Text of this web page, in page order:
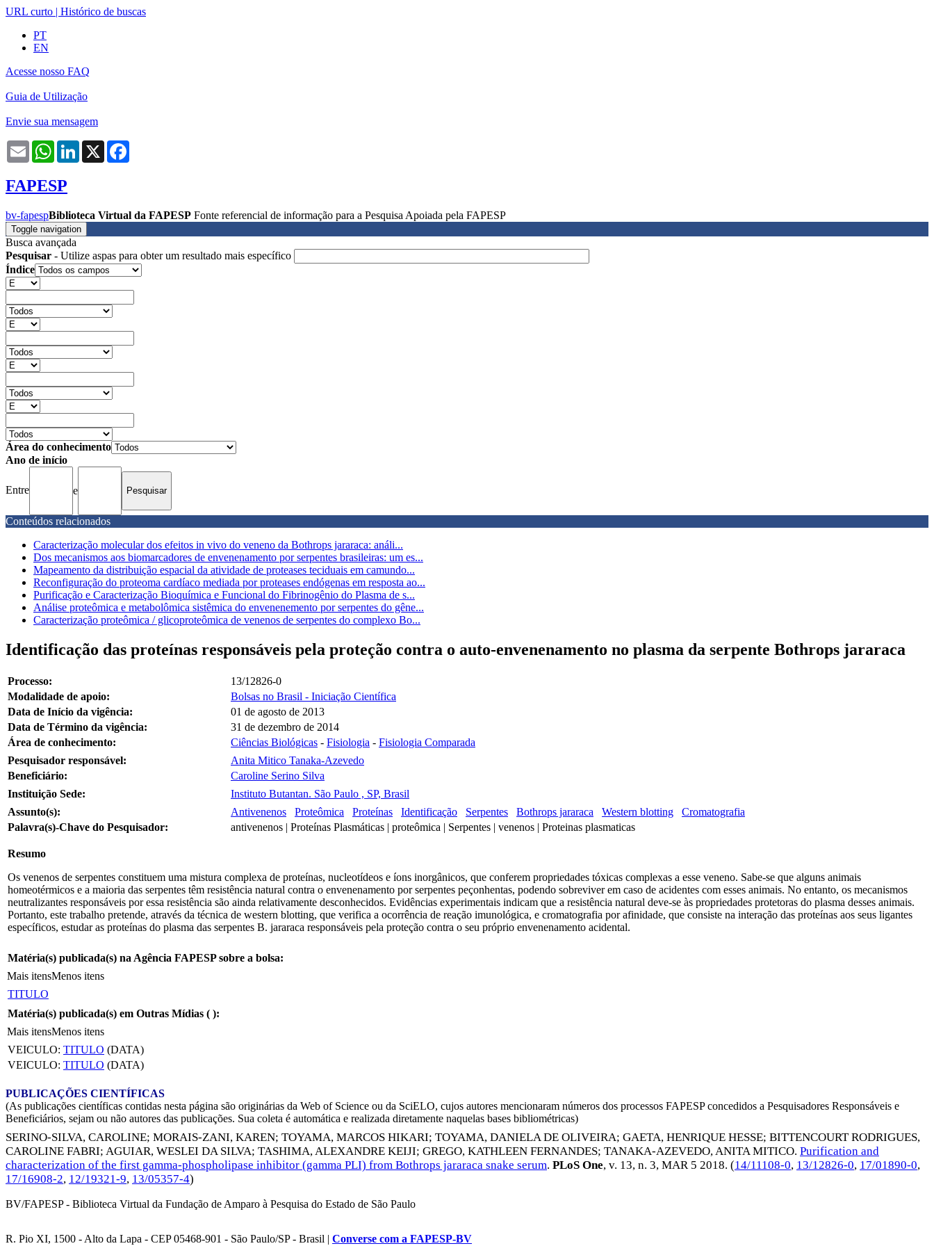
URL curto | Histórico de buscas
PT
EN
Acesse nosso FAQ
Guia de Utilização
Envie sua mensagem
Email WhatsAppLinkedIn
X
FAPESP
bv-fapespBiblioteca Virtual da FAPESP Fonte referencial de informação para a Pesquisa Apoiada pela FAPESP
Toggle navigation
Busca avançada
Pesquisar - Utilize aspas para obter um resultado mais específico
Índice
Área do conhecimento
Ano de início
Entre e
Conteúdos relacionados
Caracterização molecular dos efeitos in vivo do veneno da Bothrops jararaca: análi...
Dos mecanismos aos biomarcadores de envenenamento por serpentes brasileiras: um es...
Mapeamento da distribuição espacial da atividade de proteases teciduais em camundo...
Reconfiguração do proteoma cardíaco mediada por proteases endógenas em resposta ao...
Purificação e Caracterização Bioquímica e Funcional do Fibrinogênio do Plasma de s...
Análise proteômica e metabolômica sistêmica do envenenemento por serpentes do gêne...
Caracterização proteômica / glicoproteômica de venenos de serpentes do complexo Bo...
Identificação das proteínas responsáveis pela proteção contra o auto-envenenamento no plasma da serpente Bothrops jararaca
Processo:
13/12826-0
Modalidade de apoio:
Bolsas no Brasil - Iniciação Científica
Data de Início da vigência:
01 de agosto de 2013
Data de Término da vigência:
31 de dezembro de 2014
Área de conhecimento:
Ciências Biológicas - Fisiologia - Fisiologia Comparada
Pesquisador responsável:
Anita Mitico Tanaka-Azevedo
Beneficiário:
Caroline Serino Silva
Instituição Sede:
Instituto Butantan. São Paulo , SP, Brasil
Assunto(s):
Antivenenos Proteômica Proteínas Identificação Serpentes Bothrops jararaca Western blotting
Cromatografia
Palavra(s)-Chave do Pesquisador:
antivenenos | Proteínas Plasmáticas | proteômica | Serpentes | venenos | Proteinas plasmaticas
Resumo
Os venenos de serpentes constituem uma mistura complexa de proteínas, nucleotídeos e íons inorgânicos, que conferem propriedades tóxicas complexas a esse veneno. Sabe-se que alguns animais
homeotérmicos e a maioria das serpentes têm resistência natural contra o envenenamento por serpentes peçonhentas, podendo sobreviver em caso de acidentes com esses animais. No entanto, os mecanismos
neutralizantes responsáveis por essa resistência são ainda relativamente desconhecidos. Evidências experimentais indicam que a resistência natural deve-se às propriedades protetoras do plasma desses animais.
Portanto, este trabalho pretende, através da técnica de western blotting, que verifica a ocorrência de reação imunológica, e cromatografia por afinidade, que consiste na interação das proteínas aos seus ligantes
específicos, estudar as proteínas do plasma das serpentes B. jararaca responsáveis pela proteção contra o seu próprio envenenamento acidental.
Matéria(s) publicada(s) na Agência FAPESP sobre a bolsa:
Mais itensMenos itens
TITULO
Matéria(s) publicada(s) em Outras Mídias ( ):
Mais itensMenos itens
VEICULO: TITULO (DATA)
VEICULO: TITULO (DATA)
PUBLICAÇÕES CIENTÍFICAS
(As publicações científicas contidas nesta página são originárias da Web of Science ou da SciELO, cujos autores mencionaram números dos processos FAPESP concedidos a Pesquisadores Responsáveis e
Beneficiários, sejam ou não autores das publicações. Sua coleta é automática e realizada diretamente naquelas bases bibliométricas)
SERINO-SILVA, CAROLINE; MORAIS-ZANI, KAREN; TOYAMA, MARCOS HIKARI; TOYAMA, DANIELA DE OLIVEIRA; GAETA, HENRIQUE HESSE; BITTENCOURT RODRIGUES,
CAROLINE FABRI; AGUIAR, WESLEI DA SILVA; TASHIMA, ALEXANDRE KEIJI; GREGO, KATHLEEN FERNANDES; TANAKA-AZEVEDO, ANITA MITICO. Purification and
characterization of the first gamma-phospholipase inhibitor (gamma PLI) from Bothrops jararaca snake serum. PLoS One, v. 13, n. 3, MAR 5 2018. (14/11108-0, 13/12826-0, 17/01890-0,
17/16908-2, 12/19321-9, 13/05357-4)
BV/FAPESP - Biblioteca Virtual da Fundação de Amparo à Pesquisa do Estado de São Paulo
R. Pio XI, 1500 - Alto da Lapa - CEP 05468-901 - São Paulo/SP - Brasil | Converse com a FAPESP-BV